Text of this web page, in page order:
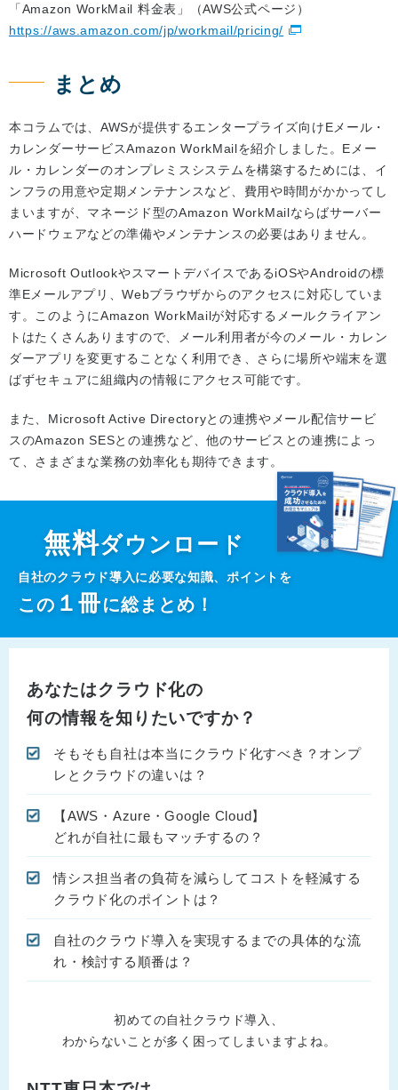
「Amazon WorkMail 料金表」（AWS公式ページ）
https://aws.amazon.com/jp/workmail/pricing/
まとめ
本コラムでは、AWSが提供するエンタープライズ向けEメール・
カレンダーサービスAmazon WorkMailを紹介しました。Eメー
ル・カレンダーのオンプレミスシステムを構築するためには、イ
ンフラの用意や定期メンテナンスなど、費用や時間がかかってし
まいますが、マネージド型のAmazon WorkMailならばサーバー
ハードウェアなどの準備やメンテナンスの必要はありません。
Microsoft OutlookやスマートデバイスであるiOSやAndroidの標
準Eメールアプリ、Webブラウザからのアクセスに対応していま
す。このようにAmazon WorkMailが対応するメールクライアン
トはたくさんありますので、メール利用者が今のメール・カレン
ダーアプリを変更することなく利用でき、さらに場所や端末を選
ばずセキュアに組織内の情報にアクセス可能です。
また、Microsoft Active Directoryとの連携やメール配信サービ
スのAmazon SESとの連携など、他のサービスとの連携によっ
て、さまざまな業務の効率化も期待できます。
無料ダウンロード
自社のクラウド導入に必要な知識、ポイントを
この １冊に総まとめ！
あなたはクラウド化の
何の情報を知りたいですか？
そもそも自社は本当にクラウド化すべき？オンプ
レとクラウドの違いは？
【AWS・Azure・Google Cloud】
どれが自社に最もマッチするの？
情シス担当者の負荷を減らしてコストを軽減する
クラウド化のポイントは？
自社のクラウド導入を実現するまでの具体的な流
れ・検討する順番は？
初めての自社クラウド導入、
わからないことが多く困ってしまいますよね。